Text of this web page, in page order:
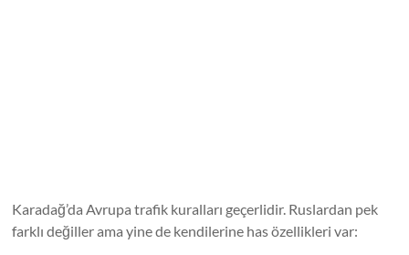
Karadağ’da Avrupa trafik kuralları geçerlidir. Ruslardan pek
farklı değiller ama yine de kendilerine has özellikleri var: